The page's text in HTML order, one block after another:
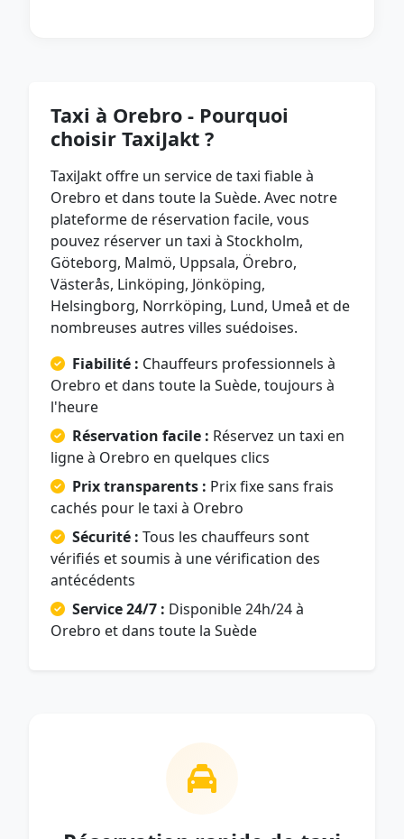
Taxi à Orebro - Pourquoi
choisir TaxiJakt ?
TaxiJakt offre un service de taxi fiable à
Orebro et dans toute la Suède. Avec notre
plateforme de réservation facile, vous
pouvez réserver un taxi à Stockholm,
Göteborg, Malmö, Uppsala, Örebro,
Västerås, Linköping, Jönköping,
Helsingborg, Norrköping, Lund, Umeå et de
nombreuses autres villes suédoises.
Fiabilité : Chauffeurs professionnels à
Orebro et dans toute la Suède, toujours à
l'heure
Réservation facile : Réservez un taxi en
ligne à Orebro en quelques clics
Prix transparents : Prix fixe sans frais
cachés pour le taxi à Orebro
Sécurité : Tous les chauffeurs sont
vérifiés et soumis à une vérification des
antécédents
Service 24/7 : Disponible 24h/24 à
Orebro et dans toute la Suède